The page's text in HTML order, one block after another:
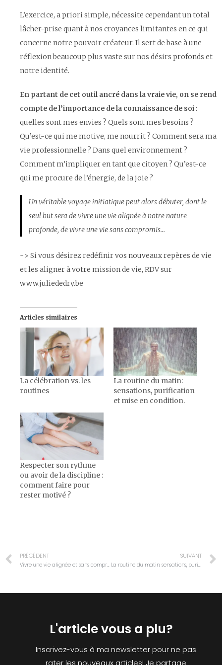
L’exercice, a priori simple, nécessite cependant un total
lâcher-prise quant à nos croyances limitantes en ce qui
concerne notre pouvoir créateur. Il sert de base à une
réflexion beaucoup plus vaste sur nos désirs profonds et
notre identité.
En partant de cet outil ancré dans la vraie vie, on se rend
compte de l’importance de la connaissance de soi :
quelles sont mes envies ? Quels sont mes besoins ?
Qu’est-ce qui me motive, me nourrit ? Comment sera ma
vie professionnelle ? Dans quel environnement ?
Comment m’impliquer en tant que citoyen ? Qu’est-ce
qui me procure de l’énergie, de la joie ?
Un véritable voyage initiatique peut alors débuter, dont le
seul but sera de vivre une vie alignée à notre nature
profonde, de vivre une vie sans compromis…
-> Si vous désirez redéfinir vos nouveaux repères de vie
et les aligner à votre mission de vie, RDV sur
www.juliededry.be
Articles similaires
La célébration vs. les
routines
La routine du matin:
sensations, purification
et mise en condition.
Respecter son rythme
ou avoir de la discipline :
comment faire pour
rester motivé ?
PRÉCÉDENT
Vivre une vie alignée et sans compromis: possible?
SUIVANT
La routine du matin: sensations, purification et mise en condition.
L'article vous a plu?
Inscrivez-vous à ma newsletter pour ne pas
rater les nouveaux articles! Je partage